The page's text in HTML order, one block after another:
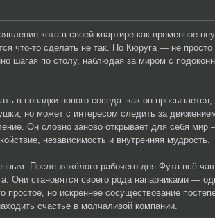
кота в своей квартире как временное
что-то сделать не так. Но Кюруга — не просто
шагая по столу, наблюдая за миром с
в повадки нового соседа: как он
но может с интересом следить за
Он словно заново открывает для себя мир
независимость и внутренняя мудрость.
После тяжёлого рабочего дня Фута всё
Они становятся своего рода напарниками —
простое, но искреннее сосуществование
счастье в молчаливой компании.